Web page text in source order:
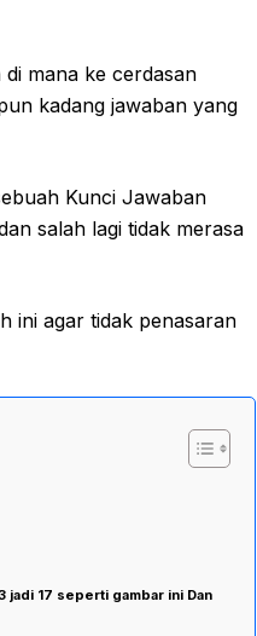
mana ke cerdasan
kadang jawaban yang
Kunci Jawaban
salah lagi tidak merasa
ini agar tidak penasaran
17 seperti gambar ini Dan